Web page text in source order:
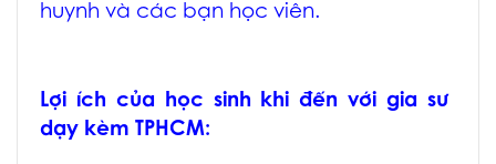
huynh và các bạn học viên.
Lợi ích của học sinh khi đến vớigia sư
dạy kèm TPHCM: